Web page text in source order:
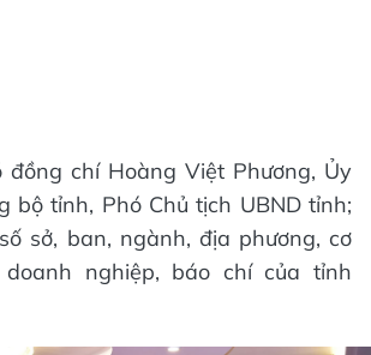
đồng chí Hoàng Việt Phương, Ủy
bộ tỉnh, Phó Chủ tịch UBND tỉnh;
sở, ban, ngành, địa phương, cơ
nghiệp, báo chí của tỉnh